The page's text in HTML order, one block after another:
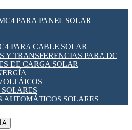
PARA PANEL SOLAR
PARA CABLE SOLAR
Y TRANSFERENCIAS PARA DC
DE CARGA SOLAR
AUTOMÁTICOS SOLARES
- SECCIONADORES